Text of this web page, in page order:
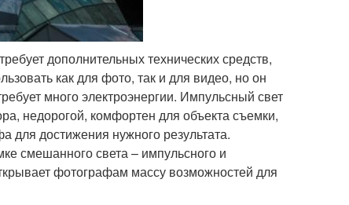
дополнительных технических средств,
как для фото, так и для видео, но он
много электроэнергии. Импульсный свет
недорогой, комфортен для объекта съемки,
для достижения нужного результата.
смешанного света – импульсного и
фотографам массу возможностей для